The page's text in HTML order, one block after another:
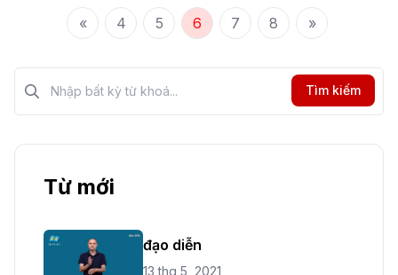
« 4 5 6 7 8 »
Tìm kiếm?>
Tìm kiếm
Từ mới
đạo diễn
13 thg 5, 2021